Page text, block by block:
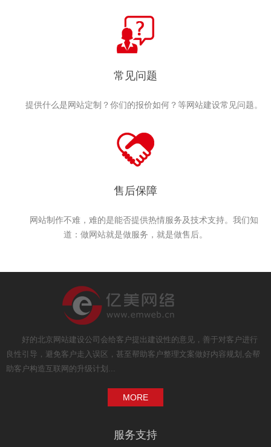
常见问题
提供什么是网站定制？你们的报价如何？等网站建设常见问题。
售后保障
网站制作不难，难的是能否提供热情服务及技术支持。我们知
道：做网站就是做服务，就是做售后。
好的北京网站建设公司会给客户提出建设性的意见，善于对客户进行
良性引导，避免客户走入误区，甚至帮助客户整理文案做好内容规划,会帮
助客户构造互联网的升级计划...
MORE
服务支持